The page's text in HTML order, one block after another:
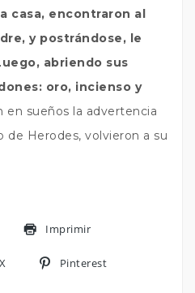
casa, encontraron al
y postrándose, le
abriendo sus
oro, incienso y
en sueños la advertencia
de Herodes, volvieron a su
Imprimir
X Pinterest